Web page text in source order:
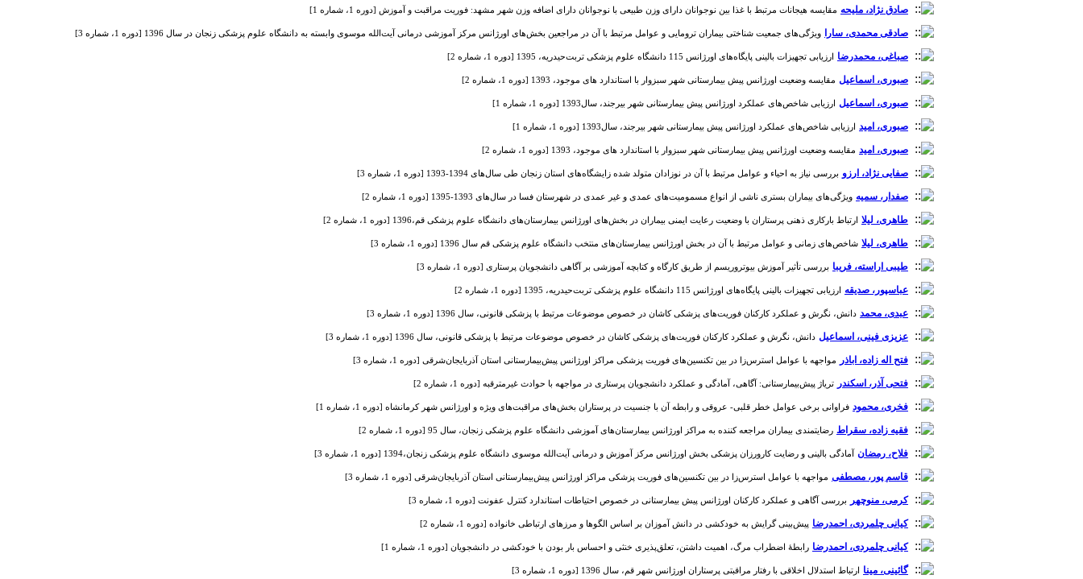
صادق نژاد، ملیحه مقایسه هیجانات مرتبط با غذا بین نوجوانان دارای وزن طبیعی با نوجوانان دارای اضافه وزن شهر مشهد: فوریت مراقبت و آموزش [دوره 1، شماره 1]
صادقی محمدی، سارا ویژگی‌های جمعیت شناختی بیماران ترومایی و عوامل مرتبط با آن در مراجعین بخش‌های اورژانس مرکز آموزشی درمانی آیت‌الله موسوی وابسته به دانشگاه علوم پزشکی زنجان در سال 1396 [دوره 1، شماره 3]
صباغی، محمدرضا ارزیابی تجهیزات بالینی پایگاه‌های اورژانس 115 دانشگاه علوم پزشکی تربت‌حیدریه، 1395 [دوره 1، شماره 2]
صبوری، اسماعیل مقایسه وضعیت اورژانس پیش بیمارستانی شهر سبزوار با استاندارد های موجود، 1393 [دوره 1، شماره 2]
صبوری، اسماعیل ارزیابی شاخص‌های عملکرد اورژانس پیش بیمارستانی شهر بیرجند، سال1393 [دوره 1، شماره 1]
صبوری، امید ارزیابی شاخص‌های عملکرد اورژانس پیش بیمارستانی شهر بیرجند، سال1393 [دوره 1، شماره 1]
صبوری، امید مقایسه وضعیت اورژانس پیش بیمارستانی شهر سبزوار با استاندارد های موجود، 1393 [دوره 1، شماره 2]
صفایی نژاد، ارزو بررسی نیاز به احیاء و عوامل مرتبط با آن در نوزادان متولد شده زایشگاه‌های استان زنجان طی سال‌های 1394-1393 [دوره 1، شماره 3]
صفدار، سمیه ویژگی‌های بیماران بستری ناشی از انواع مسمومیت‌های عمدی و غیر عمدی در شهرستان فسا در سال‌های 1393-1395 [دوره 1، شماره 2]
طاهری، لیلا ارتباط بارکاری ذهنی پرستاران با وضعیت رعایت ایمنی بیماران در بخش‌های اورژانس بیمارستان‌های دانشگاه علوم پزشکی قم،1396 [دوره 1، شماره 2]
طاهری، لیلا شاخص‌های زمانی و عوامل مرتبط با آن در بخش اورژانس بیمارستان‌های منتخب دانشگاه علوم پزشکی قم سال 1396 [دوره 1، شماره 3]
طیبی اراسته، فریبا بررسی تأثیر آموزش بیوتروریسم از طریق کارگاه و کتابچه آموزشی بر آگاهی دانشجویان پرستاری [دوره 1، شماره 3]
عباسپور، صدیقه ارزیابی تجهیزات بالینی پایگاه‌های اورژانس 115 دانشگاه علوم پزشکی تربت‌حیدریه، 1395 [دوره 1، شماره 2]
عبدی، محمد دانش، نگرش و عملکرد کارکنان فوریت‌های پزشکی کاشان در خصوص موضوعات مرتبط با پزشکی قانونی، سال 1396 [دوره 1، شماره 3]
عزیزی فینی، اسماعیل دانش، نگرش و عملکرد کارکنان فوریت‌های پزشکی کاشان در خصوص موضوعات مرتبط با پزشکی قانونی، سال 1396 [دوره 1، شماره 3]
فتح اله زاده، اباذر مواجهه با عوامل استرس‌زا در بین تکنسین‌های فوریت پزشکی مراکز اورژانس پیش‌بیمارستانی استان آذربایجان‌شرقی [دوره 1، شماره 3]
فتحی آذر، اسکندر تریاژ پیش‌بیمارستانی: آگاهی، آمادگی و عملکرد دانشجویان پرستاری در مواجهه با حوادث غیرمترقبه [دوره 1، شماره 2]
فخری، محمود فراوانی برخی عوامل خطر قلبی- عروقی و رابطه آن با جنسیت در پرستاران بخش‌های مراقبت‌های ویژه و اورژانس شهر کرمانشاه [دوره 1، شماره 1]
فقیه زاده، سقراط رضایتمندی بیماران مراجعه کننده به مراکز اورژانس بیمارستان‌های آموزشی دانشگاه علوم پزشکی زنجان، سال 95 [دوره 1، شماره 2]
فلاح، رمضان آمادگی بالینی و رضایت کارورزان پزشکی بخش اورژانس مرکز آموزش و درمانی آیت‌الله موسوی دانشگاه علوم پزشکی زنجان،1394 [دوره 1، شماره 3]
قاسم پور، مصطفی مواجهه با عوامل استرس‌زا در بین تکنسین‌های فوریت پزشکی مراکز اورژانس پیش‌بیمارستانی استان آذربایجان‌شرقی [دوره 1، شماره 3]
کرمی، منوچهر بررسی آگاهی و عملکرد کارکنان اورژانس پیش بیمارستانی در خصوص احتیاطات استاندارد کنترل عفونت [دوره 1، شماره 3]
کیانی چلمردی، احمدرضا پیش‌بینی گرایش به خودکشی در دانش آموزان بر اساس الگوها و مرزهای ارتباطی خانواده [دوره 1، شماره 2]
کیانی چلمردی، احمدرضا رابطۀ اضطراب مرگ، اهمیت داشتن، تعلق‌پذیری خنثی و احساس بار بودن با خودکشی در دانشجویان [دوره 1، شماره 1]
گائینی، مینا ارتباط استدلال اخلاقی با رفتار مراقبتی پرستاران اورژانس شهر قم، سال 1396 [دوره 1، شماره 3]